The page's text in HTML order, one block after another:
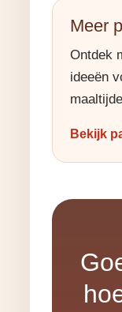
Meer
Ontdek
ideeën
Bekijk